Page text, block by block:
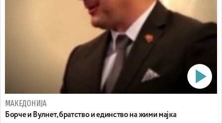
МАКЕДОНИЈА
Борче и Вулнет, братство и единство на жими мајка